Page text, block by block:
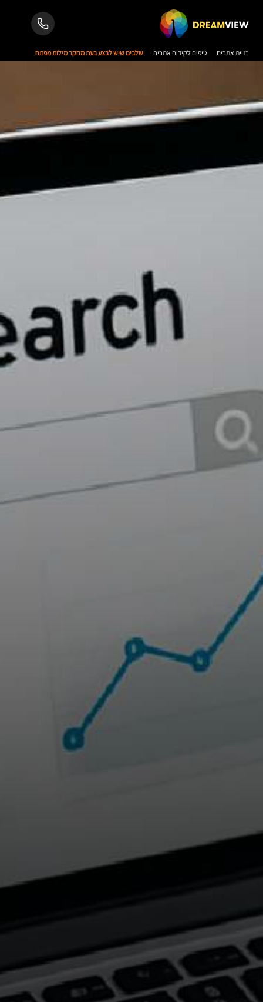
בניית אתרים טיפים לקידום אתרים שלבים שיש לבצע בעת מחקר מילות מפתח